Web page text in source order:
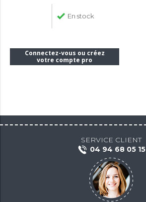
En stock
Connectez-vous ou créez
votre compte pro
SERVICE CLIENT
04 94 68 05 15